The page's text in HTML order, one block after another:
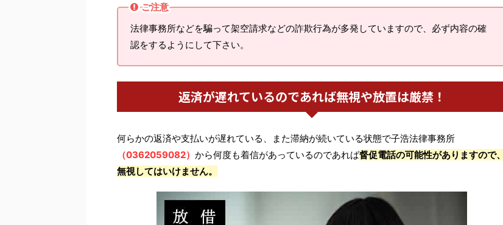
ご注意
法律事務所などを騙って架空請求などの詐欺行為が多発していますので、必ず内容の確
認をするようにして下さい。
返済が遅れているのであれば無視や放置は厳禁！
何らかの返済や支払いが遅れている、また滞納が続いている状態で子浩法律事務所
（0362059082） から何度も着信があっているのであれば督促電話の可能性がありますので、
無視してはいけません。